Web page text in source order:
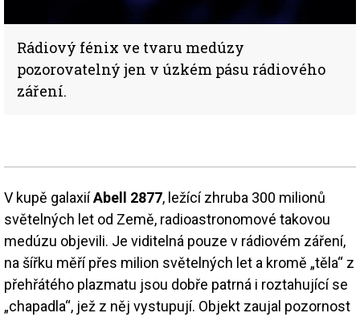
Rádiový fénix ve tvaru medúzy
pozorovatelný jen v úzkém pásu rádiového
záření.
V kupě galaxiíAbell 2877, ležící zhruba 300 milionů
světelných let od Země, radioastronomové takovou
medúzu objevili. Je viditelná pouze v rádiovém záření,
na šířku měří přes milion světelných let a kromě „těla“ z
přehřátého plazmatu jsou dobře patrná i roztahující se
„chapadla“, jež z něj vystupují. Objekt zaujal pozornost